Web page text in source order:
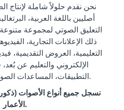
نحن نقدم حلولاً شاملة لإنتاج
أصليين باللغة العربية،
التعليق الصوتي لمجموعة
ذلك الإعلانات التجارية،
التعليمية، العروض التقديمية،
الإلكتروني والتعليم عن
التطبيقات، المساعدات الصوتية، الألعاب، وغيرها.
نسجل جميع أنواع الأصوات
الأعمار.